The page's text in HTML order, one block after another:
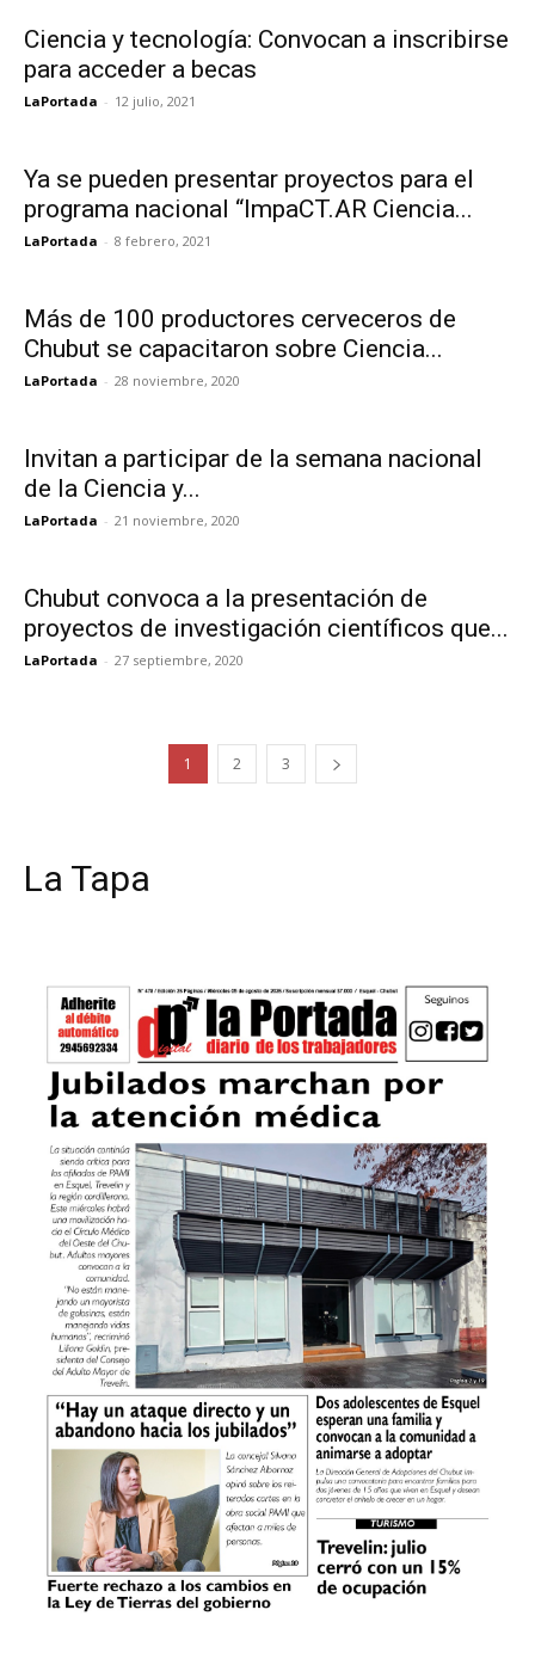
Ciencia y tecnología: Convocan a inscribirse
para acceder a becas
LaPortada - 12 julio, 2021
Ya se pueden presentar proyectos para el
programa nacional “ImpaCT.AR Ciencia...
LaPortada - 8 febrero, 2021
Más de 100 productores cerveceros de
Chubut se capacitaron sobre Ciencia...
LaPortada - 28 noviembre, 2020
Invitan a participar de la semana nacional
de la Ciencia y...
LaPortada - 21 noviembre, 2020
Chubut convoca a la presentación de
proyectos de investigación científicos que...
LaPortada - 27 septiembre, 2020
1 2 3
La Tapa